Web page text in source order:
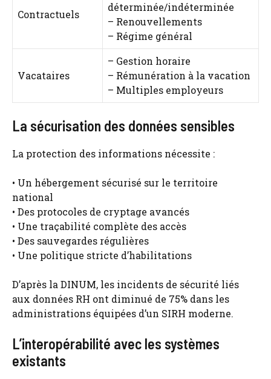
Contractuels
déterminée/indéterminée
– Renouvellements
– Régime général
Vacataires
– Gestion horaire
– Rémunération à la vacation
– Multiples employeurs
La sécurisation des données sensibles
La protection des informations nécessite :
• Un hébergement sécurisé sur le territoire
national
• Des protocoles de cryptage avancés
• Une traçabilité complète des accès
• Des sauvegardes régulières
• Une politique stricte d’habilitations
D’après la DINUM, les incidents de sécurité liés
aux données RH ont diminué de 75% dans les
administrations équipées d’un SIRH moderne.
L’interopérabilité avec les systèmes
existants